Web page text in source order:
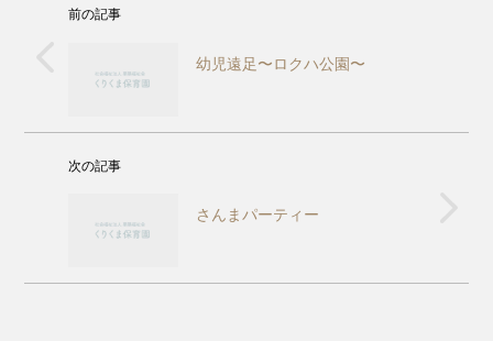
前の記事
幼児遠足〜ロクハ公園〜
次の記事
さんまパーティー